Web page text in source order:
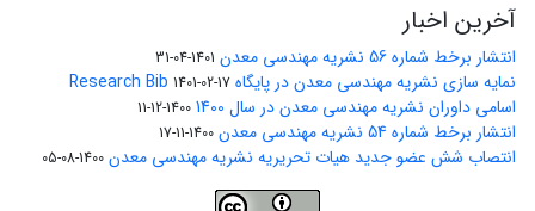
آخرین اخبار
انتشار برخط شماره 56 نشریه مهندسی معدن 1401-04-31
نمایه سازی نشریه مهندسی معدن در پایگاه Research Bib 1401-02-17
اسامی داوران نشریه مهندسی معدن در سال 1400 1400-12-11
انتشار برخط شماره 54 نشریه مهندسی معدن 1400-11-17
انتصاب شش عضو جدید هیات تحریریه نشریه مهندسی معدن 1400-08-05